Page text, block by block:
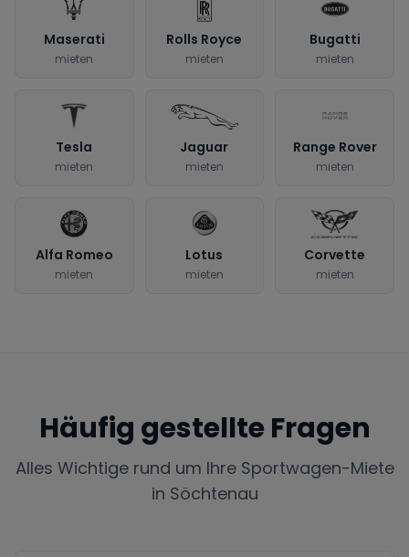
Maserati
mieten
Rolls Royce
mieten
Bugatti
mieten
Tesla
mieten
Jaguar
mieten
Range Rover
mieten
Alfa Romeo
mieten
Lotus
mieten
Corvette
mieten
Häufig gestellte Fragen
Alles Wichtige rund um Ihre Sportwagen-Miete
in Söchtenau